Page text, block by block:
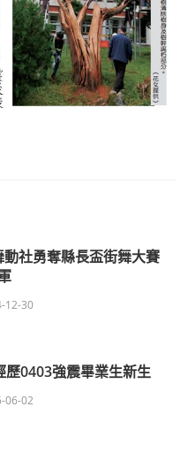
社勇奪縣長盃街舞大賽
12-30
0403強震畢業生新生
06-02